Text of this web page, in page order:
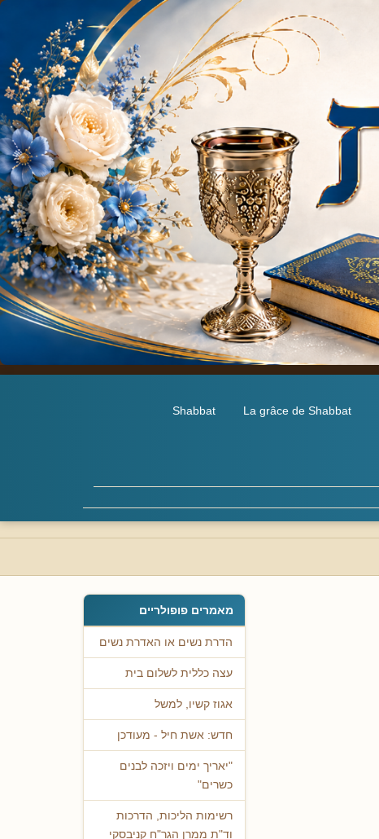
La grâce de Shabbat
Shabbat
מאמרים פופולריים
הדרת נשים או האדרת נשים
עצה כללית לשלום בית
אגוז קשיו, למשל
חדש: אשת חיל - מעודכן
"יאריך ימים ויזכה לבנים
כשרים"
רשימות הליכות, הדרכות
וד"ת ממרן הגר"ח קניבסקי